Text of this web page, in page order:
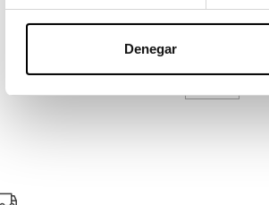
Denegar
Polaroid Kids
POLAROID KIDS PLD